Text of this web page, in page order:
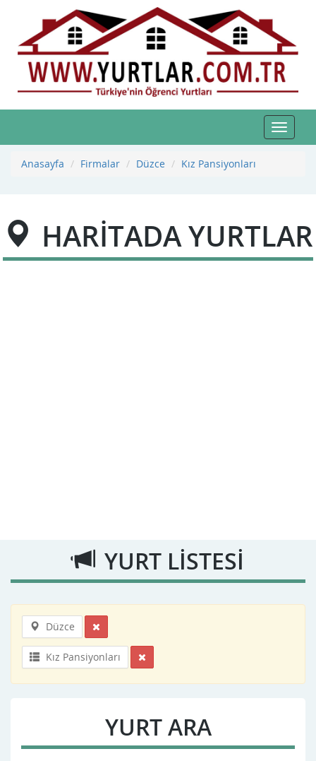
Toggle
Anasayfa
Firmalar Düzce Kız Pansiyonları
HARİTADA YURTLAR
YURT LİSTESİ
Düzce
Kız Pansiyonları
YURT ARA